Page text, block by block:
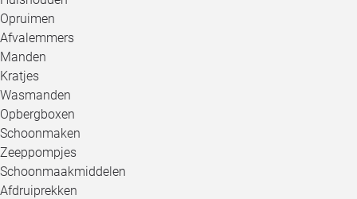
Opruimen
Afvalemmers
Manden
Kratjes
Wasmanden
Opbergboxen
Schoonmaken
Zeeppompjes
Schoonmaakmiddelen
Afdruiprekken